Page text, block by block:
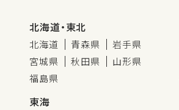
北海道・東北
北海道 青森県
岩手県
宮城県
秋田県
山形県
福島県
東海